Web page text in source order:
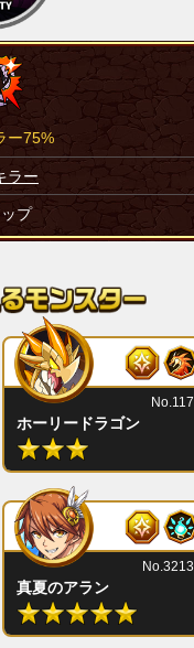
ー75%
ラー
プ
ホーリードラゴン
No.117
真夏のアラン
No.3213